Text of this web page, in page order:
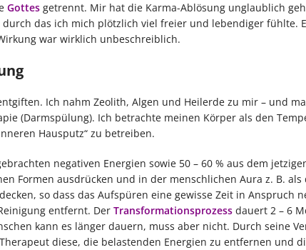
Gottesgetrennt. Mir hat die Karma-Ablösung unglaublich
das ich mich plötzlich viel freier und lebendiger fühlte.
war wirklich unbeschreiblich.
Ich nahm Zeolith, Algen und Heilerde zu mir – und
(Darmspülung). Ich betrachte meinen Körper als den
Hausputz“ zu betreiben.
negativen Energien sowie 50 – 60 % aus dem
Formen ausdrücken und in der menschlichen Aura z. B. als
so dass das Aufspüren eine gewisse Zeit in Anspruch
entfernt. Der Transformationsprozessdauert 2 – 6
kann es länger dauern, muss aber nicht. Durch seine
diese, die belastenden Energien zu entfernen und